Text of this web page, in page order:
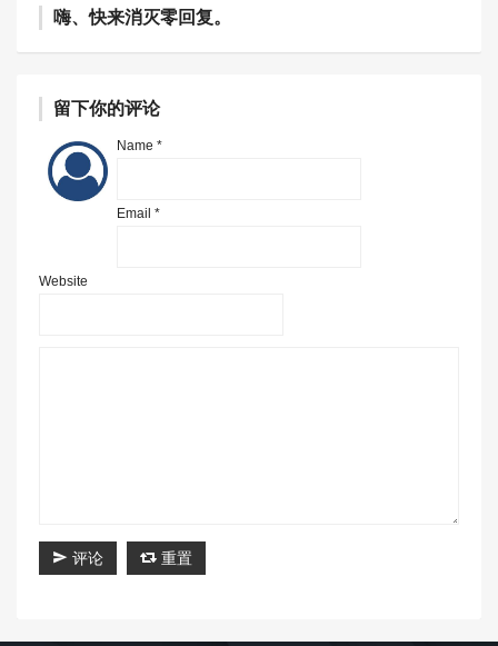
嗨、快来消灭零回复。
留下你的评论
Name *
Email *
Website
评论 重置